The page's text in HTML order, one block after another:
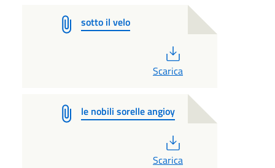
sotto il velo
Scarica
le nobili sorelle angioy
Scarica